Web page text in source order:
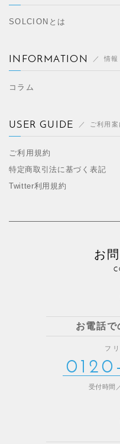
SOLCIONとは
INFORMATION 情報
コラム
USER GUIDE ご利用案
ご利用規約
特定商取引法に基づく表記
Twitter利用規約
お
お電話で
フ
受付時間